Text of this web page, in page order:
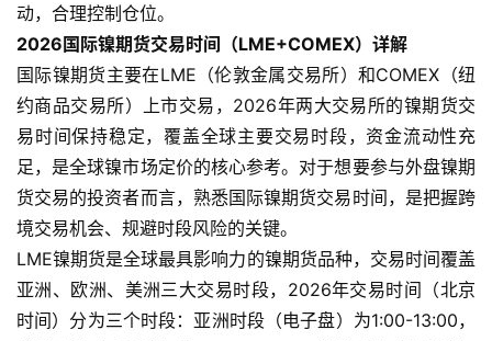
动，合理控制仓位。
2026国际镍期货交易时间（LME+COMEX）详解
国际镍期货主要在LME（伦敦金属交易所）和COMEX（纽
约商品交易所）上市交易，2026年两大交易所的镍期货交
易时间保持稳定，覆盖全球主要交易时段，资金流动性充
足，是全球镍市场定价的核心参考。对于想要参与外盘镍期
货交易的投资者而言，熟悉国际镍期货交易时间，是把握跨
境交易机会、规避时段风险的关键。
LME镍期货是全球最具影响力的镍期货品种，交易时间覆盖
亚洲、欧洲、美洲三大交易时段，2026年交易时间（北京
时间）分为三个时段：亚洲时段（电子盘）为1:00-13:00，